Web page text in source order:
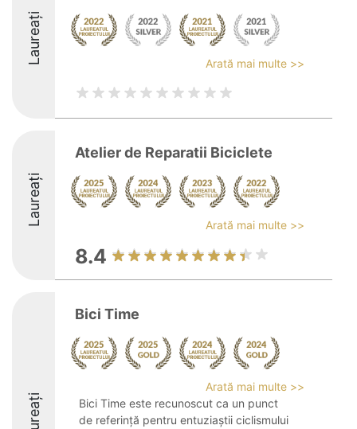
Laureați Arată mai multe >>
Laureați
Atelier de Reparatii Biciclete
Arată mai multe >>
8.4
Bici Time
Arată mai multe >>
Bici Time este recunoscut ca un punct
de referință pentru entuziaștii ciclismului